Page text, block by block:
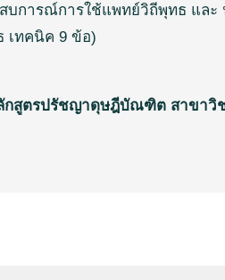
บการณ์การใช้แพทย์วิถีพุทธ และ
เทคนิค 9 ข้อ)
สูตรปรัชญาดุษฎีบัณฑิต สาขาวิ